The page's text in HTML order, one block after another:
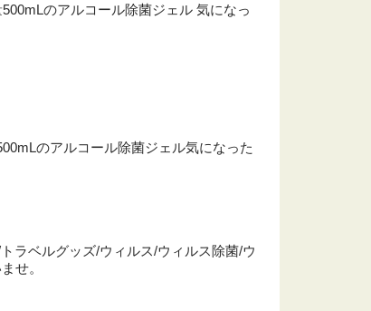
のアルコール除菌ジェル 気になっ
のアルコール除菌ジェル気になった
ラベルグッズ/ウィルス/ウィルス除菌/ウ
せ。